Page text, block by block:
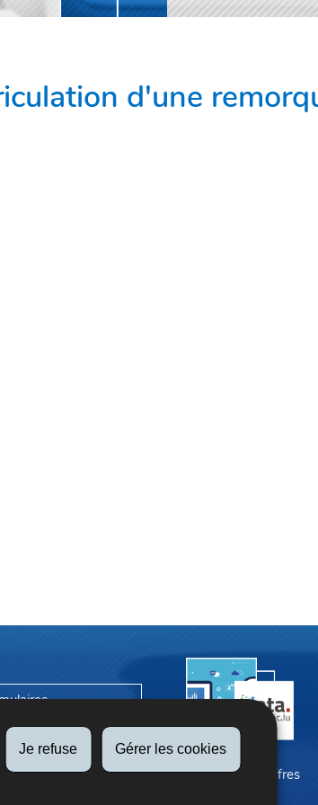
Je refuse Gérer les cookies
d'une
La SNCA en chiffres